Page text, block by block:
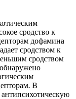
сродство к
дофамина
сродством к
сродством
В
антипсихотическую